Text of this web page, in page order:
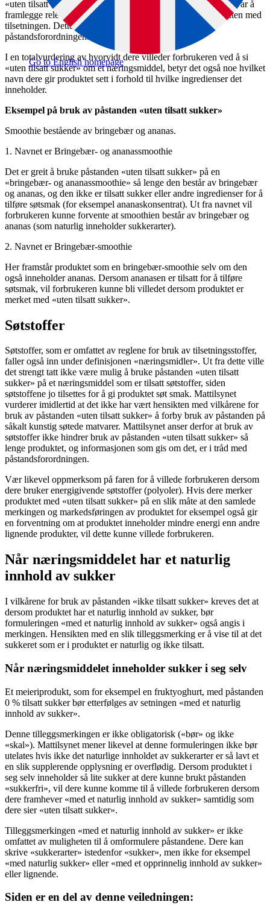
Go to English homepage
«uten tilsatt sukker» for denne ingrediensen. Det er deres ansvar å
framlegge relevant dokumentasjon og data som viser hensikten med
tilsetningen. Dette framgår av artikkel 6, nr. 3 i
påstandsforordningen.
I en totalvurdering av hvorvidt dere villeder forbrukeren ved å si
«uten tilsatt sukker» om et næringsmiddel, betyr det også noe hvilket
navn dere gir produktet sett i forhold til hvilke ingredienser det
inneholder.
Eksempel på bruk av påstanden «uten tilsatt sukker»
Smoothie bestående av bringebær og ananas.
1. Navnet er Bringebær- og ananassmoothie
Det er greit å bruke påstanden «uten tilsatt sukker» på en
«bringebær- og ananassmoothie» så lenge den består av bringebær
og ananas, og den ikke er tilsatt sukker eller andre ingredienser for å
tilføre søtsmak (for eksempel ananaskonsentrat). Ut fra navnet vil
forbrukeren kunne forvente at smoothien består av bringebær og
ananas (som naturlig inneholder sukkerarter).
2. Navnet er Bringebær-smoothie
Her framstår produktet som en bringebær-smoothie selv om den
også inneholder ananas. Dersom ananasen er tilsatt for å tilføre
søtsmak, vil forbrukeren kunne bli villedet dersom produktet er
merket med «uten tilsatt sukker».
Søtstoffer
Søtstoffer, som er omfattet av reglene for bruk av tilsetningsstoffer,
faller også inn under definisjonen «næringsmidler». Ut fra dette ville
det strengt tatt ikke være mulig å bruke påstanden «uten tilsatt
sukker» på et næringsmiddel som er tilsatt søtstoffer, siden
søtstoffene jo tilsettes for å gi produktet søt smak. Mattilsynet
vurderer imidlertid at det ikke har vært hensikten med vilkårene for
bruk av påstanden «uten tilsatt sukker» å forby bruk av påstanden på
såkalt kunstig søtede matvarer. Mattilsynet anser derfor at bruk av
søtstoffer ikke hindrer bruk av påstanden «uten tilsatt sukker» så
lenge produktet, og informasjonen som gis om det, er i tråd med
påstandsforordningen.
Vær likevel oppmerksom på faren for å villede forbrukeren dersom
dere bruker energigivende søtstoffer (polyoler). Hvis dere merker
produktet med «uten tilsatt sukker» på en slik måte at den samlede
merkingen og markedsføringen av produktet for eksempel også gir
en forventning om at produktet inneholder mindre energi enn andre
lignende produkter, vil dette kunne villede forbrukeren.
Når næringsmiddelet har et naturlig
innhold av sukker
I vilkårene for bruk av påstanden «ikke tilsatt sukker» kreves det at
dersom produktet har et naturlig innhold av sukker, bør
formuleringen «med et naturlig innhold av sukker» også angis i
merkingen. Hensikten med en slik tilleggsmerking er å vise til at det
sukkeret som er i produktet er naturlig og ikke tilsatt.
Når næringsmiddelet inneholder sukker i seg selv
Et meieriprodukt, som for eksempel en fruktyoghurt, med påstanden
0 % tilsatt sukker bør etterfølges av setningen «med et naturlig
innhold av sukker».
Denne tilleggsmerkingen er ikke obligatorisk («bør» og ikke
«skal»). Mattilsynet mener likevel at denne formuleringen ikke bør
utelates hvis ikke det naturlige innholdet av sukkerarter er så lavt et
en slik supplerende opplysning er overflødig. Dersom produktet i
seg selv inneholder så lite sukker at dere kunne brukt påstanden
«sukkerfri», vil dere kunne komme til å villede forbrukeren dersom
dere framhever «med et naturlig innhold av sukker» samtidig som
dere sier «uten tilsatt sukker».
Tilleggsmerkingen «med et naturlig innhold av sukker» er ikke
omfattet av muligheten til å omformulere påstandene. Dere kan
skrive «sukkerarter» istedenfor «sukker», men ikke for eksempel
«med naturlig sukker» eller «med et opprinnelig innhold av sukker»
eller lignende.
Siden er en del av denne veiledningen: